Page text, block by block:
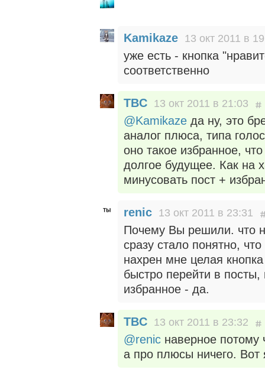
Kamikaze 13 окт 2011 в
уже есть - кнопка
соответственно
TBC 13 окт 2011 в 21:03
@Kamikaze да ну, это
аналог плюса, типа
оно такое избранное,
долгое будущее. Как на
минусовать пост +
renic 13 окт 2011 в 23:31
Почему Вы решили. что
сразу стало понятно,
нахрен мне целая
быстро перейти в
избранное - да.
TBC 13 окт 2011 в 23:32
@renic наверное
а про плюсы ничего.